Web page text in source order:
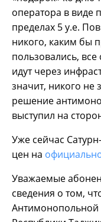
оператора в виде
пределах 5 у.е.
никого, каким бы
пользовались,
идут через
значит, никого не
решение
выступил на
Уже сейчас
цен на
Уважаемые
сведения о том,
Антимонопольной